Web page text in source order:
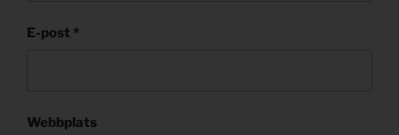
E-post *
Webbplats